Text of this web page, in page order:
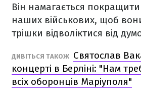
Він намагається
наших військових, щоб
трішки відволіктися від
ДИВІТЬСЯ ТАКОЖ Святослав
концерті в Берліні: "Нам
всіх оборонців Маріуполя"